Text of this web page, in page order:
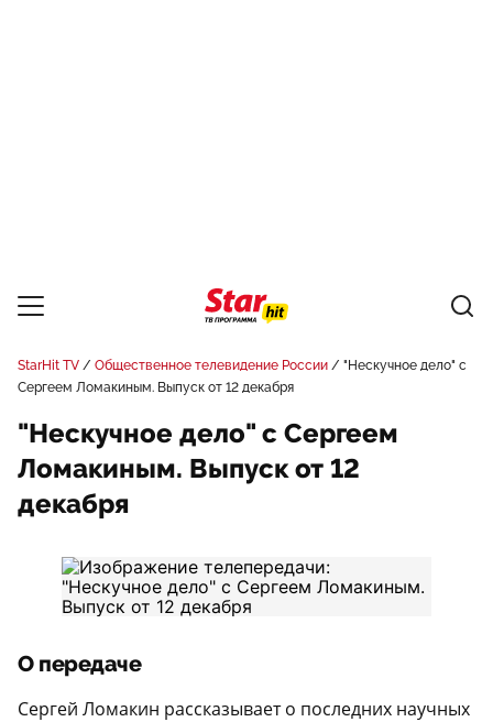
StarHit TV Общественное телевидение России
"Нескучное дело" с
Сергеем Ломакиным. Выпуск от 12 декабря
"Нескучное дело" с Сергеем
Ломакиным. Выпуск от 12
декабря
О передаче
Сергей Ломакин рассказывает о последних научных